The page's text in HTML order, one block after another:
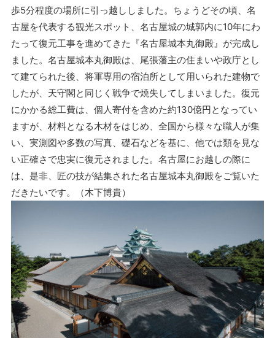
歩5分程度の場所に引っ越ししました。ちょうどその頃、名
古屋を代表する観光スポット、名古屋城の城郭内に10年にわ
たって復元工事を進めてきた『名古屋城本丸御殿』が完成し
ました。名古屋城本丸御殿は、尾張藩主の住まいや政庁とし
て建てられた後、将軍専用の宿泊所として用いられた建物で
したが、天守閣と同じく戦争で焼失してしまいました。復元
にかかる総工費は、個人寄付を含めた約130億円となってい
ますが、材料となる木材をはじめ、全国から様々な職人が集
い、実測図や多数の写真、礎石などを基に、他では類を見な
い正確さで忠実に復元されました。名古屋にお越しの際に
は、是非、匠の技が結集された名古屋城本丸御殿をご覧いた
だきたいです。（木下博貴）